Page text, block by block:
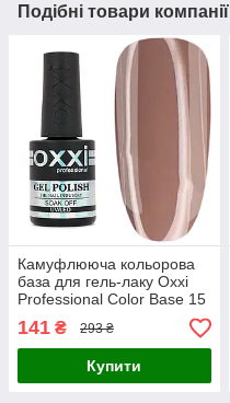
Подібні товари компанії
Камуфлююча кольорова
база для гель-лаку Oxxi
Professional Color Base 15
мл № 23
141 ₴ 293 ₴
Купити